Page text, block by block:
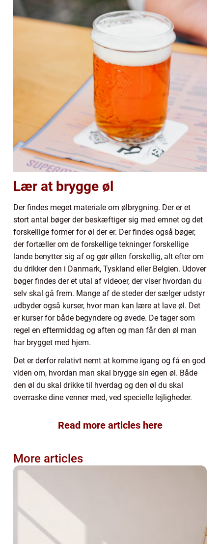
Lær at brygge øl
Der findes meget materiale om ølbrygning. Der er et
stort antal bøger der beskæftiger sig med emnet og det
forskellige former for øl der er. Der findes også bøger,
der fortæller om de forskellige tekninger forskellige
lande benytter sig af og gør øllen forskellig, alt efter om
du drikker den i Danmark, Tyskland eller Belgien. Udover
bøger findes der et utal af videoer, der viser hvordan du
selv skal gå frem. Mange af de steder der sælger udstyr
udbyder også kurser, hvor man kan lære at lave øl. Det
er kurser for både begyndere og øvede. De tager som
regel en eftermiddag og aften og man får den øl man
har brygget med hjem.
Det er derfor relativt nemt at komme igang og få en god
viden om, hvordan man skal brygge sin egen øl. Både
den øl du skal drikke til hverdag og den øl du skal
overraske dine venner med, ved specielle lejligheder.
Read more articles here
More articles